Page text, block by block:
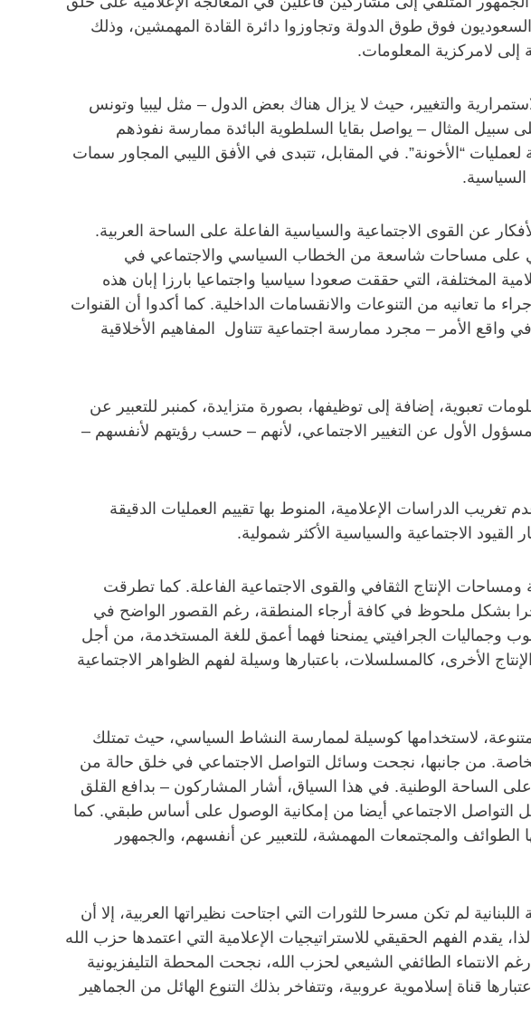
فوق طوق الدولة وتجاوزوا دائرة القادة المهمشين، وذلك
إلى لامركزية المعلومات.
والتغيير، حيث لا يزال هناك بعض الدول – مثل ليبيا وتونس
المثال – يواصل بقايا السلطوية البائدة ممارسة نفوذهم
“الأخونة”. في المقابل، تتبدى في الأفق الليبي المجاور سمات
السياسية.
عن القوى الاجتماعية والسياسية الفاعلة على الساحة العربية.
على مساحات شاسعة من الخطاب السياسي والاجتماعي في
المختلفة، التي حققت صعودا سياسيا واجتماعيا بارزا إبان هذه
ما تعانيه من التنوعات والانقسامات الداخلية. كما أكدوا أن القنوات
في واقع الأمر – مجرد ممارسة اجتماعية تتناول المفاهيم الأخلاقية
تعبوية، إضافة إلى توظيفها، بصورة متزايدة، كمنبر للتعبير عن
الأول عن التغيير الاجتماعي، لأنهم – حسب رؤيتهم لأنفسهم –
الدراسات الإعلامية، المنوط بها تقييم العمليات الدقيقة
الاجتماعية والسياسية الأكثر شمولية.
الإنتاج الثقافي والقوى الاجتماعية الفاعلة. كما تطرقت
مؤخرا بشكل ملحوظ في كافة أرجاء المنطقة، رغم القصور الواضح في
وجماليات الجرافيتي يمنحنا فهما أعمق للغة المستخدمة، من أجل
الأخرى، كالمسلسلات، باعتبارها وسيلة لفهم الظواهر الاجتماعية
لاستخدامها كوسيلة لممارسة النشاط السياسي، حيث تمتلك
الخاصة. من جانبها، نجحت وسائل التواصل الاجتماعي في خلق حالة من
الساحة الوطنية. في هذا السياق، أشار المشاركون – بدافع القلق
التواصل الاجتماعي أيضا من إمكانية الوصول على أساس طبقي. كما
والمجتمعات المهمشة، للتعبير عن أنفسهم، والجمهور
لم تكن مسرحا للثورات التي اجتاحت نظيراتها العربية، إلا أن
يقدم الفهم الحقيقي للاستراتيجيات الإعلامية التي اعتمدها حزب الله
الانتماء الطائفي الشيعي لحزب الله، نجحت المحطة التليفزيونية
قناة إسلاموية عروبية، وتتفاخر بذلك التنوع الهائل من الجماهير